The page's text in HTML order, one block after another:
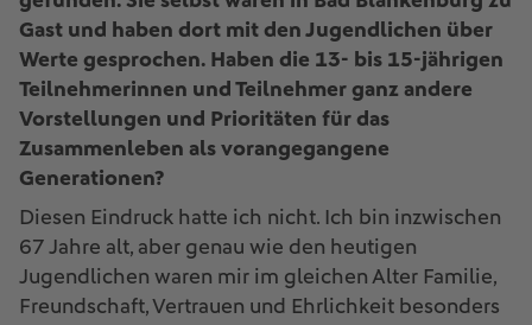
Gast und haben dort mit den Jugendlichen über
Werte gesprochen. Haben die 13- bis 15-jährigen
Teilnehmerinnen und Teilnehmer ganz andere
Vorstellungen und Prioritäten für das
Zusammenleben als vorangegangene
Generationen?
Diesen Eindruck hatte ich nicht. Ich bin inzwischen
67 Jahre alt, aber genau wie den heutigen
Jugendlichen waren mir im gleichen Alter Familie,
Freundschaft, Vertrauen und Ehrlichkeit besonders